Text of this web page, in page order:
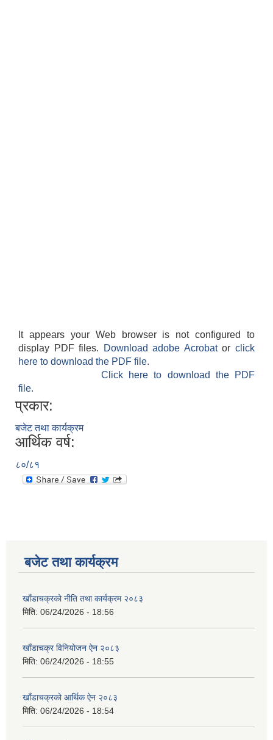
It appears your Web browser is not configured to
display PDF files.
Download adobe Acrobatorclick
here to download the PDF file.
Click here to download the PDF
file.
प्रकार:
बजेट तथा कार्यक्रम
आर्थिक वर्ष:
८०/८१
बजेट तथा कार्यक्रम
खाँडाचक्रको नीति तथा कार्यक्रम २०८३
मिति: 06/24/2026 - 18:56
खाँडाचक्र विनियोजन ऐन २०८३
मिति: 06/24/2026 - 18:55
खाँडाचक्रको आर्थिक ऐन २०८३
मिति: 06/24/2026 - 18:54